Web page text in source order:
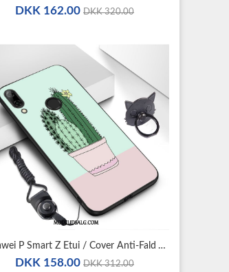
DKK 162.00 DKK 320.00
Huawei P Smart Z Etui / Cover Anti-Fald Vind Grøn Mode Silikone
DKK 158.00 DKK 312.00